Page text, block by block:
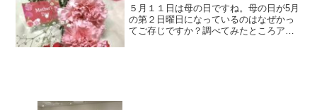
５月１１日は母の日ですね。母の日が5月
の第２日曜日になっているのはなぜかっ
てご存じですか？調べてみたところアメ